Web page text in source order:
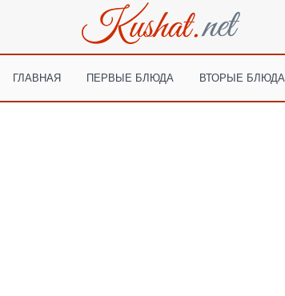
ГЛАВНАЯ ПЕРВЫЕ БЛЮДА ВТОРЫЕ БЛЮДА